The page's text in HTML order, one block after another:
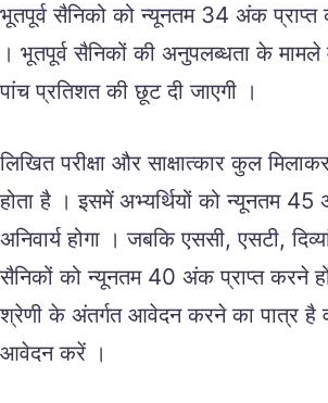
भूतपूर्व सैनिको को न्यूनतम 34 अंक प्राप्त
। भूतपूर्व सैनिकों की अनुपलब्धता के
पांच प्रतिशत की छूट दी जाएगी ।
लिखित परीक्षा और साक्षात्कार कुल
होता है । इसमें अभ्यर्थियों को न्यूनतम 45
अनिवार्य होगा । जबकि एससी, एसटी,
सैनिकों को न्यूनतम 40 अंक प्राप्त करने
श्रेणी के अंतर्गत आवेदन करने का पात्र है
आवेदन करें ।